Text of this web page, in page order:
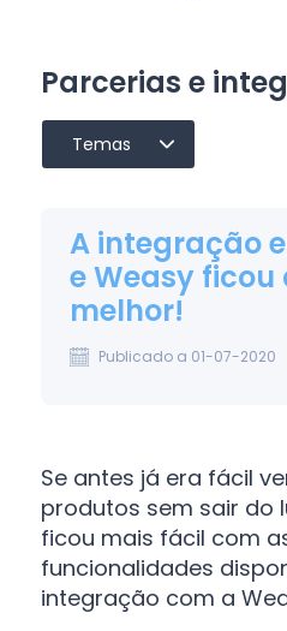
Parcerias e
Temas
A integração
e Weasy ficou
melhor!
Publicado a 01-07-2020
Se antes já era fácil
produtos sem sair do
ficou mais fácil com
funcionalidades
integração com a